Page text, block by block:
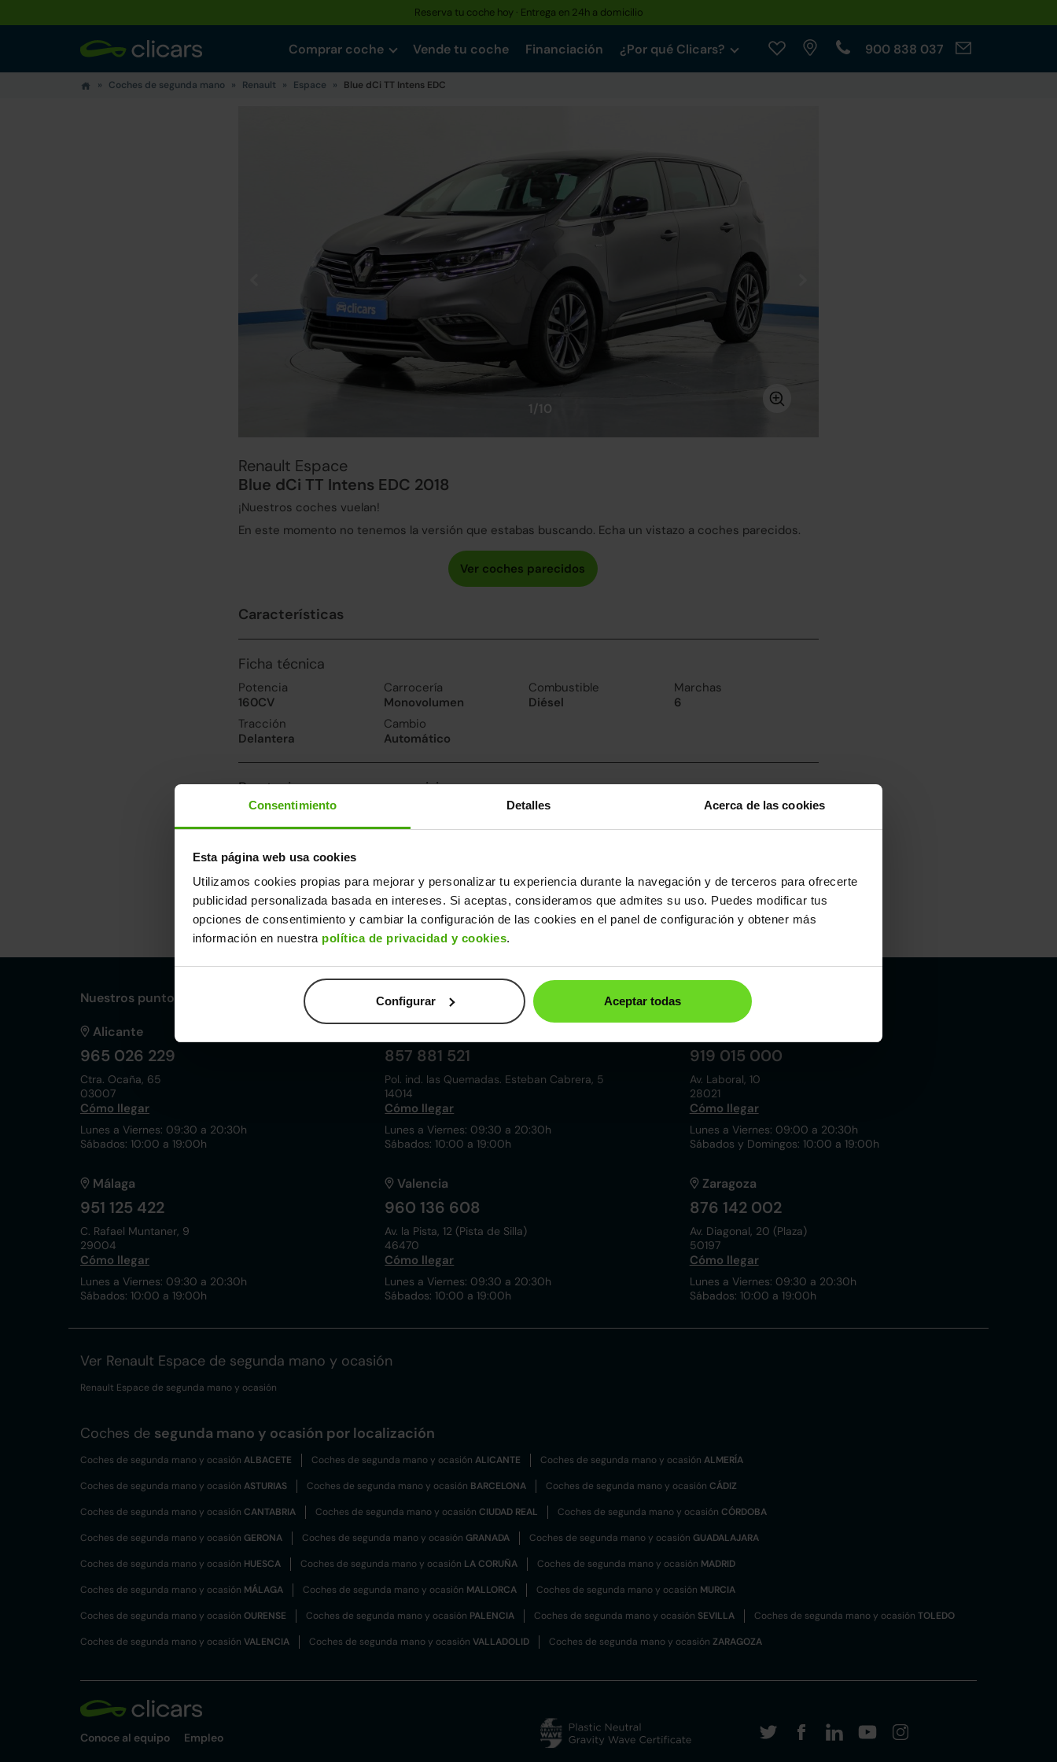
Consentimiento Detalles Acerca de las cookies
Esta página web usa cookies
Utilizamos cookies propias para mejorar y personalizar tu experiencia durante la navegación y de terceros para ofrecerte
publicidad personalizada basada en intereses. Si aceptas, consideramos que admites su uso. Puedes modificar tus
opciones de consentimiento y cambiar la configuración de las cookies en el panel de configuración y obtener más
información en nuestra política de privacidad y cookies.
Configurar Aceptar todas
Reserva tu coche hoy · Entrega en 24h a domicilio
Comprar coche Vende tu coche Financiación ¿Por qué Clicars? 900 838 037
Coches de segunda mano Renault Espace Blue dCi TT Intens EDC
1/10
Renault Espace
Blue dCi TT Intens EDC 2018
¡Nuestros coches vuelan!
En este momento no tenemos la versión que estabas buscando. Echa un vistazo a coches parecidos.
Características
Ficha técnica
Potencia
160CV
Carrocería
Monovolumen
Combustible
Diésel
Marchas
6
Tracción
Delantera
Cambio
Automático
Prestaciones, consumo y emisiones
Velocidad máxima
200km/h
10.5segundos
Emisiones
135CO2
Consumo mixto
5.1l/100
5.7l/100
Dimensiones y otros datos
Largo
Ancho
Alto
1,68m
Nuestros puntos de venta Clicars:
Alicante
965 026 229
Ctra. Ocaña, 65
03007
Cómo llegar
Lunes a Viernes: 09:30 a 20:30h
Sábados: 10:00 a 19:00h
857 881 521
Pol. ind. las Quemadas. Esteban Cabrera, 5
14014
Cómo llegar
Lunes a Viernes: 09:30 a 20:30h
Sábados: 10:00 a 19:00h
919 015 000
Av. Laboral, 10
28021
Cómo llegar
Lunes a Viernes: 09:00 a 20:30h
Sábados y Domingos: 10:00 a 19:00h
Málaga
951 125 422
C. Rafael Muntaner, 9
29004
Cómo llegar
Lunes a Viernes: 09:30 a 20:30h
Sábados: 10:00 a 19:00h
Valencia
960 136 608
Av. la Pista, 12 (Pista de Silla)
46470
Cómo llegar
Lunes a Viernes: 09:30 a 20:30h
Sábados: 10:00 a 19:00h
Zaragoza
876 142 002
Av. Diagonal, 20 (Plaza)
50197
Cómo llegar
Lunes a Viernes: 09:30 a 20:30h
Sábados: 10:00 a 19:00h
Ver Renault Espace de segunda mano y ocasión
Renault Espace de segunda mano y ocasión
Coches de segunda mano y ocasión por localización
Coches de segunda mano y ocasión ALBACETE Coches de segunda mano y ocasión ALICANTE Coches de segunda mano y ocasión ALMERÍA
Coches de segunda mano y ocasión ASTURIAS Coches de segunda mano y ocasión BARCELONA Coches de segunda mano y ocasión CÁDIZ
Coches de segunda mano y ocasión CANTABRIA Coches de segunda mano y ocasión CIUDAD REAL Coches de segunda mano y ocasión CÓRDOBA
Coches de segunda mano y ocasión GERONA Coches de segunda mano y ocasión GRANADA Coches de segunda mano y ocasión GUADALAJARA
Coches de segunda mano y ocasión HUESCA Coches de segunda mano y ocasión LA CORUÑA Coches de segunda mano y ocasión MADRID
Coches de segunda mano y ocasión MÁLAGA Coches de segunda mano y ocasión MALLORCA Coches de segunda mano y ocasión MURCIA
Coches de segunda mano y ocasión OURENSE Coches de segunda mano y ocasión PALENCIA Coches de segunda mano y ocasión SEVILLA Coches de segunda mano y ocasión TOLEDO
Coches de segunda mano y ocasión VALENCIA Coches de segunda mano y ocasión VALLADOLID Coches de segunda mano y ocasión ZARAGOZA
Conoce al equipo Empleo